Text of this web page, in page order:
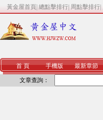
黃金屋首頁 總點擊排行 周點擊排行
首 頁 手機版 最新章節
文章查詢：